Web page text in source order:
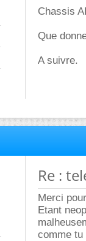
Chassis
Que
A suivre.
Re :
Merci
Etant
comme